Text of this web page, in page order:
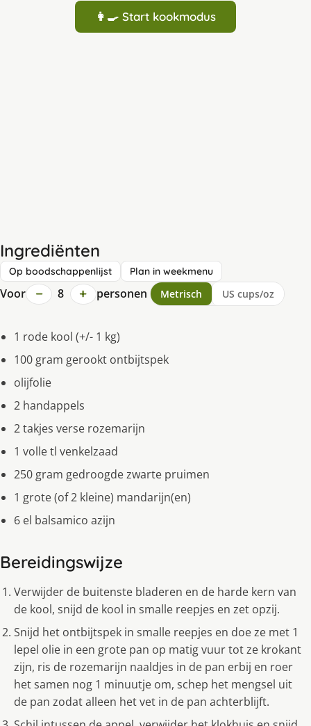
👩‍🍳 Start kookmodus
Ingrediënten
Op boodschappenlijst Plan in weekmenu
Voor − 8 + personen Metrisch US cups/oz
1 rode kool (+/- 1 kg)
100 gram gerookt ontbijtspek
olijfolie
2 handappels
2 takjes verse rozemarijn
1 volle tl venkelzaad
250 gram gedroogde zwarte pruimen
1 grote (of 2 kleine) mandarijn(en)
6 el balsamico azijn
Bereidingswijze
Verwijder de buitenste bladeren en de harde kern van
de kool, snijd de kool in smalle reepjes en zet opzij.
Snijd het ontbijtspek in smalle reepjes en doe ze met 1
lepel olie in een grote pan op matig vuur tot ze krokant
zijn, ris de rozemarijn naaldjes in de pan erbij en roer
het samen nog 1 minuutje om, schep het mengsel uit
de pan zodat alleen het vet in de pan achterblijft.